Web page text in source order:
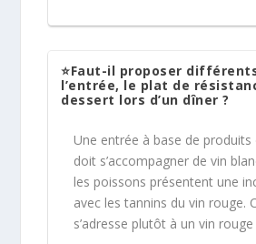
⭐Faut-il proposer
l’entrée, le plat de
dessert lors d’un dîner ?
Une entrée à base de produits
doit s’accompagner de vin
les poissons présentent une
avec les tannins du vin rouge.
s’adresse plutôt à un vin